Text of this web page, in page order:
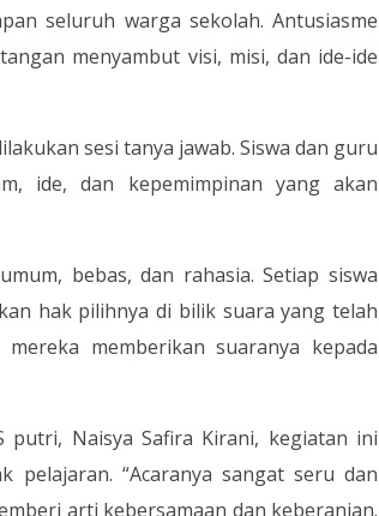
seluruh warga sekolah. Antusiasme
menyambut visi, misi, dan ide-ide
sesi tanya jawab. Siswa dan guru
ide, dan kepemimpinan yang akan
bebas, dan rahasia. Setiap siswa
hak pilihnya di bilik suara yang telah
memberikan suaranya kepada
putri, Naisya Safira Kirani, kegiatan ini
pelajaran. “Acaranya sangat seru dan
arti kebersamaan dan keberanian.